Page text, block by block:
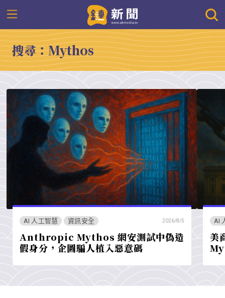
搜尋：Mythos
AI 人工智慧 資訊安全 2026/8/5
Anthropic Mythos 網安測試中偽造
假身分，企圖騙人植入惡意碼
AI
美